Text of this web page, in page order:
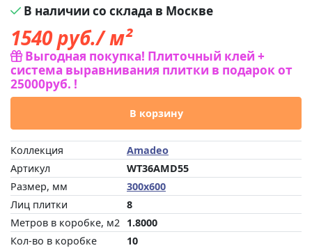
В наличии со склада в Москве
1540руб./ м²
Выгодная покупка! Плиточный клей +
система выравнивания плитки в подарок от
25000руб. !
В корзину
Коллекция
Amadeo
Артикул
WT36AMD55
Размер, мм
300x600
Лиц плитки
8
Метров в коробке, м2 1.8000
Кол-во в коробке
10